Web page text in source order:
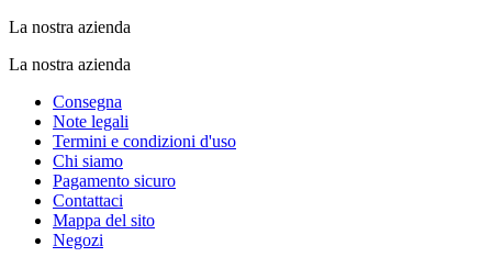
La nostra azienda
La nostra azienda
Consegna
Note legali
Termini e condizioni d'uso
Chi siamo
Pagamento sicuro
Contattaci
Mappa del sito
Negozi